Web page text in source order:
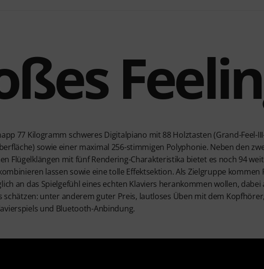
77 Kilogramm schweres Digitalpiano mit 88 Holztasten (Grand-Feel-
sowie einer maximal 256-stimmigen Polyphonie. Neben den
Flügelklängen mit fünf Rendering-Charakteristika bietet es noch 94
lassen sowie eine tolle Effektsektion. Als Zielgruppe kommen
an das Spielgefühl eines echten Klaviers herankommen wollen, dabei
schätzen: unter anderem guter Preis, lautloses Üben mit dem
und Bluetooth-Anbindung.